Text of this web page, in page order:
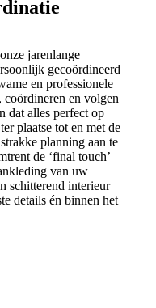
jarenlange
gecoördineerd
en professionele
en volgen
dat alles perfect op
plaatse tot en met de
planning aan te
de ‘final touch’
van uw
schitterend interieur
details én binnen het